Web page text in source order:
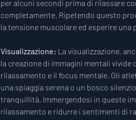
per alcuni secondi prima di rilassare
completamente. Ripetendo questo
la tensione muscolare ed esperire
Visualizzazione: La visualizzazione,
la creazione di immagini mentali
rilassamento e il focus mentale. Gli
una spiaggia serena o un bosco
tranquillità. Immergendosi in queste
rilassamento e ridurre i sentimenti di